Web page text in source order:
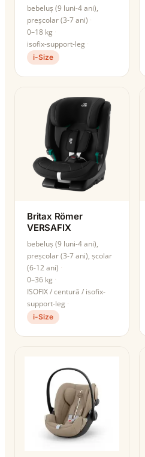
bebeluș (9 luni-4 ani),
preșcolar (3-7 ani)
0–18 kg
isofix-support-leg
i-Size
Britax Römer
VERSAFIX
bebeluș (9 luni-4 ani),
preșcolar (3-7 ani), școlar
(6-12 ani)
0–36 kg
ISOFIX / centură / isofix-
support-leg
i-Size